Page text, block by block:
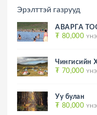
Эрэлттэй газрууд
АВАРГА
₮ 80,000
Чингисийн
₮ 70,000
Уу булан
₮ 80,000